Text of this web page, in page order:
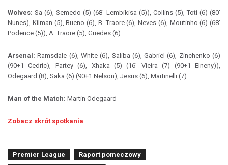
Wolves: Sa (6), Semedo (5) (68' Lembikisa (5)), Collins (5), Toti (6) (80'
Nunes), Kilman (5), Bueno (6), B. Traore (6), Neves (6), Moutinho (6) (68'
Podence (5)), A. Traore (5), Guedes (6).
Arsenal: Ramsdale (6), White (6), Saliba (6), Gabriel (6), Zinchenko (6)
(90+1 Cedric), Partey (6), Xhaka (5) (16' Vieira (7) (90+1 Elneny)),
Odegaard (8), Saka (6) (90+1 Nelson), Jesus (6), Martinelli (7).
Man of the Match: Martin Odegaard
Zobacz skrót spotkania
Premier League
Raport pomeczowy